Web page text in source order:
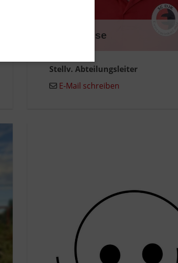
René Kruse
Stellv. Abteilungsleiter
E-Mail schreiben